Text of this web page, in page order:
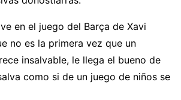
en el juego del Barça de Xavi
no es la primera vez que un
insalvable, le llega el bueno de
como si de un juego de niños se